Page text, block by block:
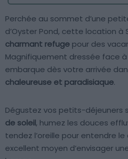
Perchée au sommet d’une
d’Oyster Pond, cette location à
charmant refuge pour des
Magnifiquement dressée face à
embarque dès votre arrivée
chaleureuse et paradisiaque.
Dégustez vos petits-déjeuners
de soleil, humez les douces
tendez l’oreille pour entendre
excellent moyen d’envisager